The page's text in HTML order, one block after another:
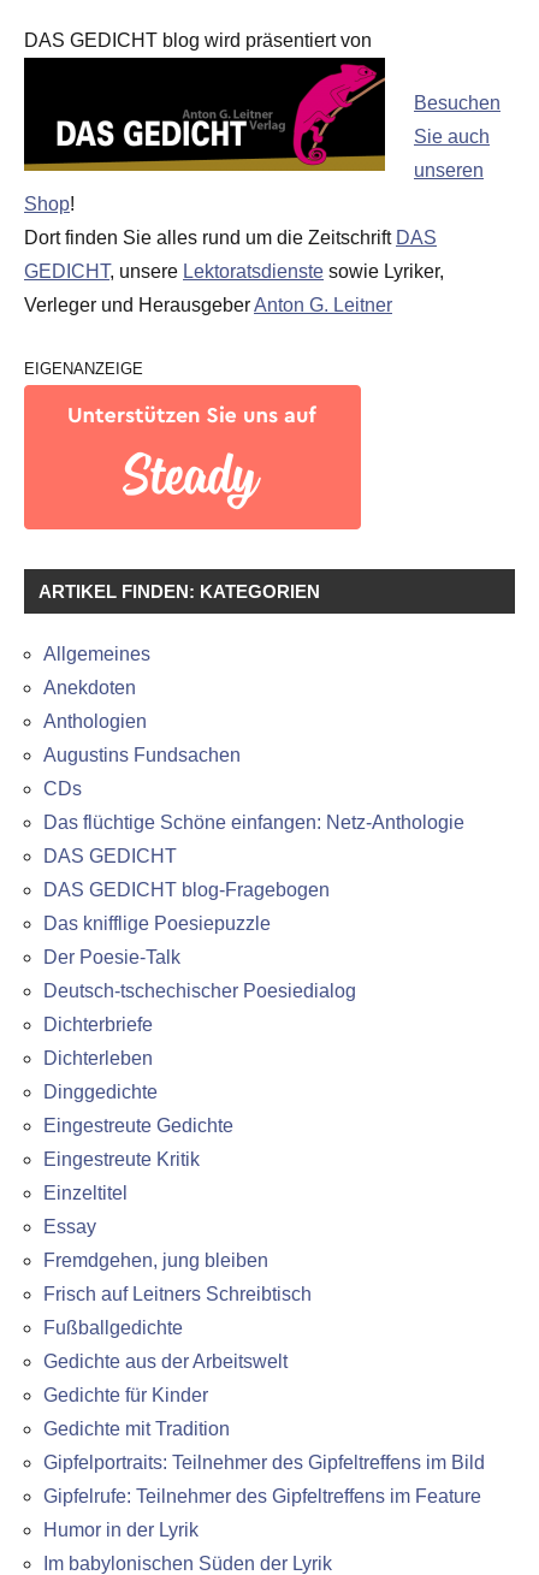
DAS GEDICHT blog wird präsentiert von
Besuchen
Sie auch
unseren
Shop!
Dort finden Sie alles rund um die Zeitschrift DAS
GEDICHT, unsere Lektoratsdienste sowie Lyriker,
Verleger und HerausgeberAnton G. Leitner
EIGENANZEIGE
ARTIKEL FINDEN: KATEGORIEN
Allgemeines
Anekdoten
Anthologien
Augustins Fundsachen
CDs
Das flüchtige Schöne einfangen: Netz-Anthologie
DAS GEDICHT
DAS GEDICHT blog-Fragebogen
Das knifflige Poesiepuzzle
Der Poesie-Talk
Deutsch-tschechischer Poesiedialog
Dichterbriefe
Dichterleben
Dinggedichte
Eingestreute Gedichte
Eingestreute Kritik
Einzeltitel
Essay
Fremdgehen, jung bleiben
Frisch auf Leitners Schreibtisch
Fußballgedichte
Gedichte aus der Arbeitswelt
Gedichte für Kinder
Gedichte mit Tradition
Gipfelportraits: Teilnehmer des Gipfeltreffens im Bild
Gipfelrufe: Teilnehmer des Gipfeltreffens im Feature
Humor in der Lyrik
Im babylonischen Süden der Lyrik